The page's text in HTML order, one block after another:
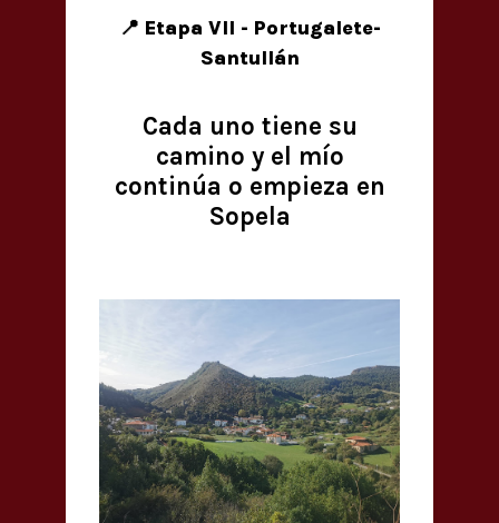
📍 Etapa VII - Portugalete-
Santullán
Cada uno tiene su
camino y el mío
continúa o empieza en
Sopela